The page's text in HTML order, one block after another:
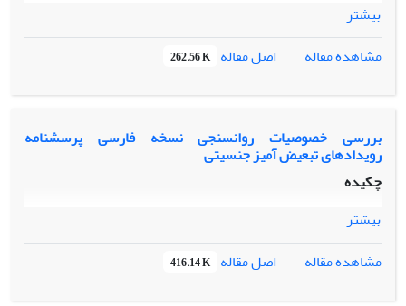
بیشتر
مشاهده مقاله
اصل مقاله 262.56 K
بررسی خصوصیات روانسنجی نسخه فارسی پرسشنامه
رویدادهای تبعیض آمیز جنسیتی
چکیده
بیشتر
مشاهده مقاله
اصل مقاله 416.14 K